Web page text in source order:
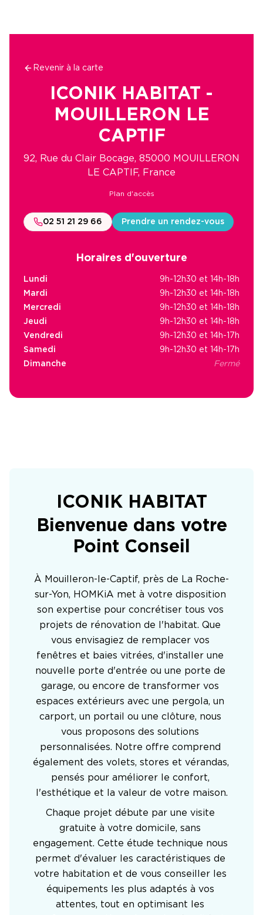
Revenir à la carte
ICONIK HABITAT -
MOUILLERON LE
CAPTIF
92, Rue du Clair Bocage, 85000 MOUILLERON
LE CAPTIF, France
Plan d'accès
02 51 21 29 66 Prendre un rendez-vous
Horaires d'ouverture
Lundi
9h-12h30 et 14h-18h
Mardi
9h-12h30 et 14h-18h
Mercredi
9h-12h30 et 14h-18h
Jeudi
9h-12h30 et 14h-18h
Vendredi
9h-12h30 et 14h-17h
Samedi
9h-12h30 et 14h-17h
Dimanche
Fermé
ICONIK HABITAT
Bienvenue dans votre
Point Conseil
À Mouilleron-le-Captif, près de La Roche-
sur-Yon, HOMKiA met à votre disposition
son expertise pour concrétiser tous vos
projets de rénovation de l'habitat. Que
vous envisagiez de remplacer vos
fenêtres et baies vitrées, d'installer une
nouvelle porte d'entrée ou une porte de
garage, ou encore de transformer vos
espaces extérieurs avec une pergola, un
carport, un portail ou une clôture, nous
vous proposons des solutions
personnalisées. Notre offre comprend
également des volets, stores et vérandas,
pensés pour améliorer le confort,
l'esthétique et la valeur de votre maison.
Chaque projet débute par une visite
gratuite à votre domicile, sans
engagement. Cette étude technique nous
permet d'évaluer les caractéristiques de
votre habitation et de vous conseiller les
équipements les plus adaptés à vos
attentes, tout en optimisant les